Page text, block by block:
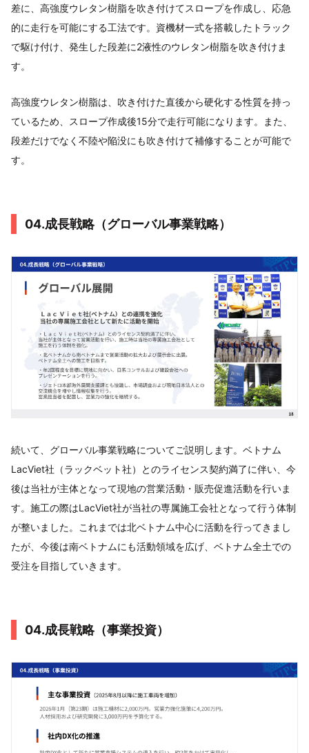
差に、高強度ウレタン樹脂を吹き付けてスロープを作成し、応急
的に走行を可能にする工法です。資機材一式を搭載したトラック
で駆け付け、発生した段差に2液性のウレタン樹脂を吹き付けま
す。
高強度ウレタン樹脂は、吹き付けた直後から硬化する性質を持っ
ているため、スロープ作成後15分で走行可能になります。また、
段差だけでなく不陸や陥没にも吹き付けて補修することが可能で
す。
04.成長戦略（グローバル事業戦略）
続いて、グローバル事業戦略についてご説明します。ベトナム
LacViet社（ラックベット社）とのライセンス契約満了に伴い、今
後は当社が主体となって現地の営業活動・販売促進活動を行いま
す。施工の際はLacViet社が当社の専属施工会社となって行う体制
が整いました。これまでは北ベトナム中心に活動を行ってきまし
たが、今後は南ベトナムにも活動領域を広げ、ベトナム全土での
受注を目指していきます。
04.成長戦略（事業投資）